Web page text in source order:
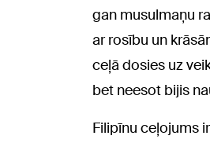
gan musulmaņu
ar rosību un
ceļā dosies uz
bet neesot bijis
Filipīnu ceļojums